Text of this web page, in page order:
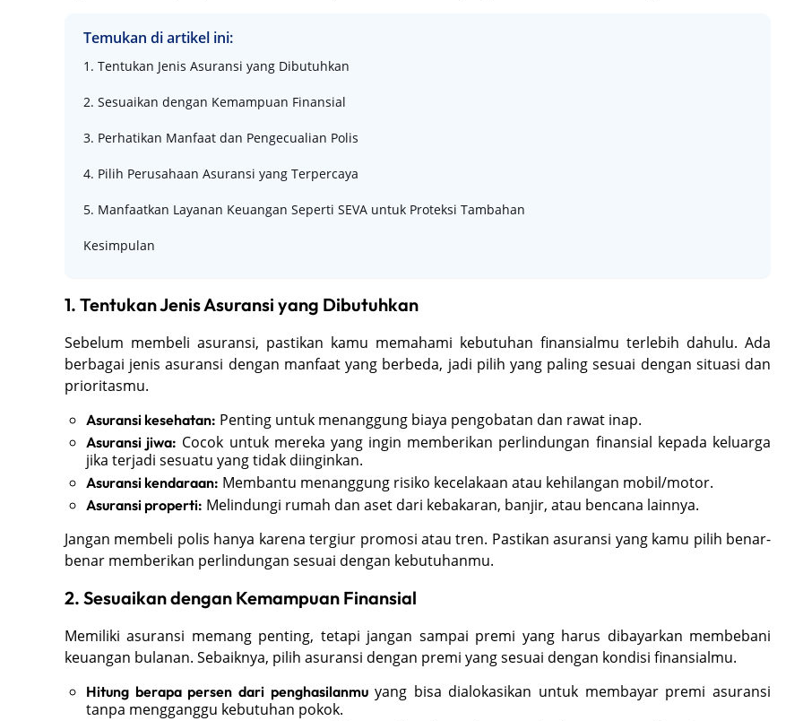
Temukan di artikel ini:
1. Tentukan Jenis Asuransi yang Dibutuhkan
2. Sesuaikan dengan Kemampuan Finansial
3. Perhatikan Manfaat dan Pengecualian Polis
4. Pilih Perusahaan Asuransi yang Terpercaya
5. Manfaatkan Layanan Keuangan Seperti SEVA untuk Proteksi Tambahan
Kesimpulan
1. Tentukan Jenis Asuransi yang Dibutuhkan
Sebelum membeli asuransi, pastikan kamu memahami kebutuhan finansialmu terlebih dahulu. Ada
berbagai jenis asuransi dengan manfaat yang berbeda, jadi pilih yang paling sesuai dengan situasi dan
prioritasmu.
Asuransi kesehatan: Penting untuk menanggung biaya pengobatan dan rawat inap.
Asuransi jiwa: Cocok untuk mereka yang ingin memberikan perlindungan finansial kepada keluarga
jika terjadi sesuatu yang tidak diinginkan.
Asuransi kendaraan: Membantu menanggung risiko kecelakaan atau kehilangan mobil/motor.
Asuransi properti: Melindungi rumah dan aset dari kebakaran, banjir, atau bencana lainnya.
Jangan membeli polis hanya karena tergiur promosi atau tren. Pastikan asuransi yang kamu pilih benar-
benar memberikan perlindungan sesuai dengan kebutuhanmu.
2. Sesuaikan dengan Kemampuan Finansial
Memiliki asuransi memang penting, tetapi jangan sampai premi yang harus dibayarkan membebani
keuangan bulanan. Sebaiknya, pilih asuransi dengan premi yang sesuai dengan kondisi finansialmu.
Hitung berapa persen dari penghasilanmuyang bisa dialokasikan untuk membayar premi asuransi
tanpa mengganggu kebutuhan pokok.